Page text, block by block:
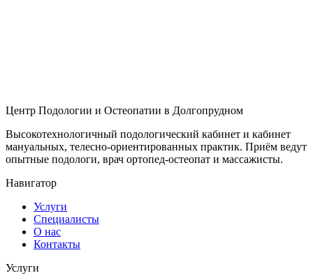
Центр Подологии и Остеопатии в Долгопрудном
Высокотехнологичный подологический кабинет и кабинет
мануальных, телесно-ориентированных практик. Приём ведут
опытные подологи, врач ортопед-остеопат и массажисты.
Навигатор
Услуги
Специалисты
О нас
Контакты
Услуги